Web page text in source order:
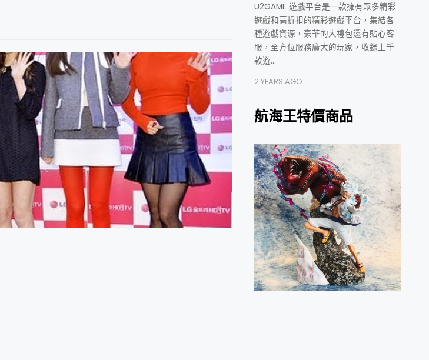
U2GAME 遊戲平台是一款擁有眾多精彩
遊戲和高折扣的精彩遊戲平台，集結各
種遊戲資源，豪華的大禮包還有貼心客
服，全方位服務廣大的玩家，收錄上千
款遊…
2 YEARS AGO
航海王特價商品